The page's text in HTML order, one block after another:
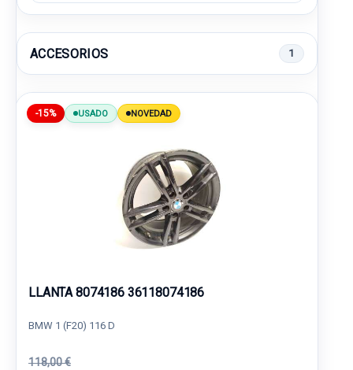
ACCESORIOS 1
-15% USADO NOVEDAD
LLANTA 8074186 36118074186
BMW 1 (F20) 116 D
118,00 €